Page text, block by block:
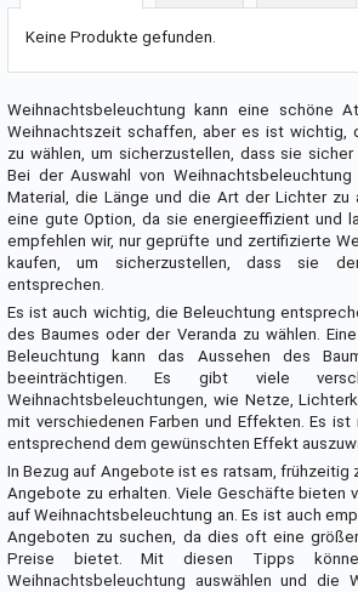
Keine Produkte gefunden.
Weihnachtsbeleuchtung kann eine schöne
Weihnachtszeit schaffen, aber es ist wichtig,
zu wählen, um sicherzustellen, dass sie
Bei der Auswahl von
Material, die Länge und die Art der Lichter zu
eine gute Option, da sie energieeffizient und
empfehlen wir, nur geprüfte und zertifizierte
kaufen, um sicherzustellen, dass sie
entsprechen.
Es ist auch wichtig, die Beleuchtung
des Baumes oder der Veranda zu wählen.
Beleuchtung kann das Aussehen des
beeinträchtigen. Es gibt viele
Weihnachtsbeleuchtungen, wie Netze,
mit verschiedenen Farben und Effekten. Es ist
entsprechend dem gewünschten Effekt
In Bezug auf Angebote ist es ratsam, frühzeitig
Angebote zu erhalten. Viele Geschäfte bieten
auf Weihnachtsbeleuchtung an. Es ist auch
Angeboten zu suchen, da dies oft eine
Preise bietet. Mit diesen Tipps
Weihnachtsbeleuchtung auswählen und die